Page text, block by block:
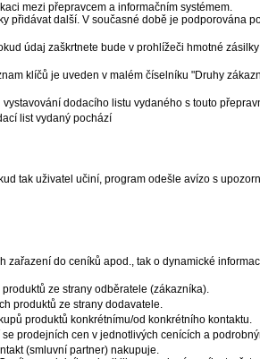
mezi přepravcem a informačním systémem.
přidávat další. V současné době je podporována
údaj zaškrtnete bude v prohlížeči hmotné
klíčů je uveden v malém číselníku "Druhy
dodacího listu vydaného s touto
list vydaný pochází
tak uživatel učiní, program odešle avízo s
do ceníků apod., tak o dynamické
ze strany odběratele (zákazníka).
produktů ze strany dodavatele.
produktů konkrétnímu/od konkrétního kontaktu.
prodejních cen v jednotlivých cenících a
(smluvní partner) nakupuje.